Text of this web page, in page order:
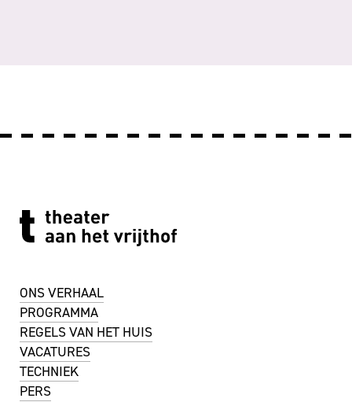
ONS VERHAAL
PROGRAMMA
REGELS VAN HET HUIS
VACATURES
TECHNIEK
PERS